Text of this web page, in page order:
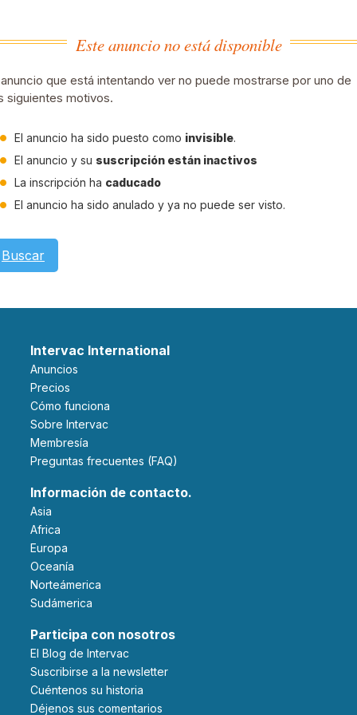
Este anuncio no está disponible
que está intentando ver no puede mostrarse por uno de
siguientes motivos.
El anuncio ha sido puesto como invisible.
El anuncio y su suscripción están inactivos
La inscripción ha caducado
El anuncio ha sido anulado y ya no puede ser visto.
Buscar
Intervac International
Anuncios
Precios
Cómo funciona
Sobre Intervac
Membresía
Preguntas frecuentes (FAQ)
Información de contacto.
Asia
Africa
Europa
Oceanía
Norteámerica
Sudámerica
Participa con nosotros
El Blog de Intervac
Suscribirse a la newsletter
Cuéntenos su historia
Déjenos sus comentarios